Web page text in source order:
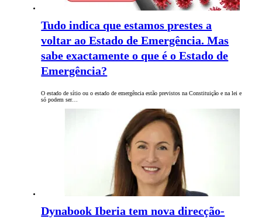
Tudo indica que estamos prestes a
voltar ao Estado de Emergência. Mas
sabe exactamente o que é o Estado de
Emergência?
O estado de sítio ou o estado de emergência estão previstos na Constituição e na lei e
só podem ser…
Dynabook Iberia tem nova direcção-